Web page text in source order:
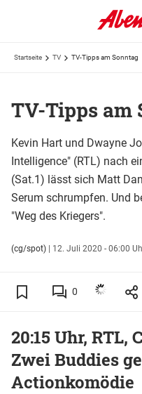
Startseite TV TV-Tipps am Sonntag
TV-Tipps am
Kevin Hart und Dwayne
Intelligence" (RTL) nach
(Sat.1) lässt sich Matt
Serum schrumpfen. Und
"Weg des Kriegers".
(cg/spot) | 12. Juli 2020 - 06:00
0
20:15 Uhr,
Zwei Buddies
Actionkomödie